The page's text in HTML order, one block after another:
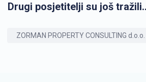
Drugi posjetitelji su još
ZORMAN PROPERTY CONSULTING d.o.o.